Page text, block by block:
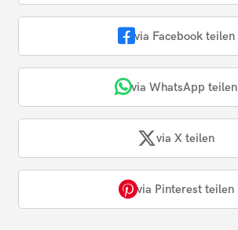
via Facebook teilen
via WhatsApp teilen
via X teilen
via Pinterest teilen